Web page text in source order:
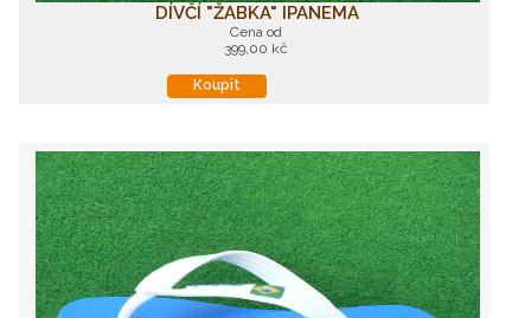
DÍVČÍ "ŽABKA" IPANEMA
Cena od
399,00 kč
Koupit